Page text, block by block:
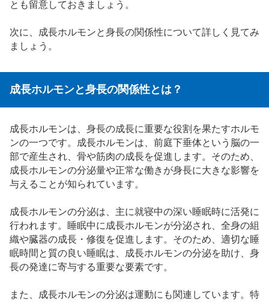
とも留意しておきましょう。
次に、成長ホルモンと身長の関係性について詳しく見てみ
ましょう。
成長ホルモンと身長の関係性とは？
成長ホルモンは、身長の成長に重要な役割を果たすホルモ
ンの一つです。成長ホルモンは、前庭下垂体という脳の一
部で産生され、骨や筋肉の成長を促進します。そのため、
成長ホルモンの分泌量や正常な働きが身長に大きな影響を
与えることが知られています。
成長ホルモンの分泌は、主に就寝中の深い睡眠時に活発に
行われます。睡眠中に成長ホルモンが分泌され、全身の組
織や臓器の成長・修復を促進します。そのため、適切な睡
眠時間と質の良い睡眠は、成長ホルモンの分泌を助け、身
長の発達に寄与する重要な要素です。
また、成長ホルモンの分泌は運動にも関連しています。特